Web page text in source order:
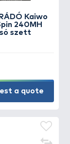
Kaiwo
240MH
szett
a quote